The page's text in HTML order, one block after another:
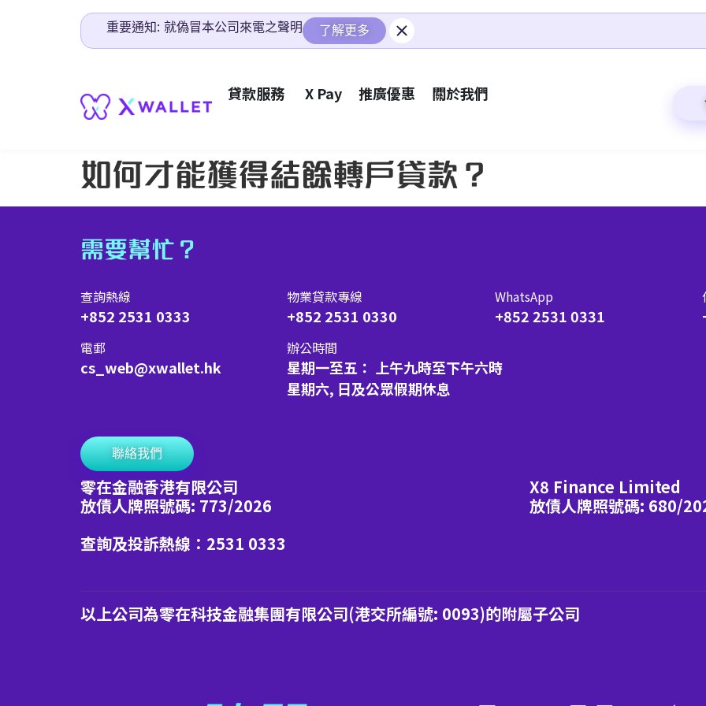
重要通知: 就偽冒本公司來電之聲明 了解更多
貸款服務 X Pay 推廣優惠 關於我們
如何才能獲得結餘轉戶貸款？
需要幫忙？
查詢熱線
+852 2531 0333
電郵
cs_web@xwallet.hk
物業貸款專線
+852 2531 0330
WhatsApp
+852 2531 0331
辦公時間
星期一至五： 上午九時至下午六時
星期六, 日及公眾假期休息
聯絡我們
零在金融香港有限公司
放債人牌照號碼: 773/2026
X8 Finance Limited
放債人牌照號碼: 680/
查詢及投訴熱線：2531 0333
以上公司為零在科技金融集團有限公司(港交所編號: 0093)的附屬子公司